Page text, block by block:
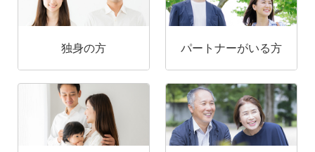
独身の方 パートナーがいる方